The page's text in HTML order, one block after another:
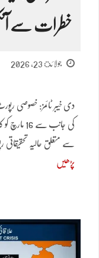
خطرات سے
جولائ 23, 2026
دی خیبر ٹائمز: خصوصی رپورٹ
کی جانب
سے متعلق حالیہ
پڑھیں